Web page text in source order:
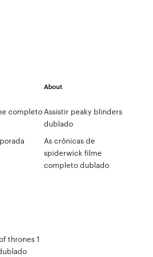
completo
About
Assistir peaky blinders
dublado
As crônicas de
spiderwick filme
completo dublado
thrones 1